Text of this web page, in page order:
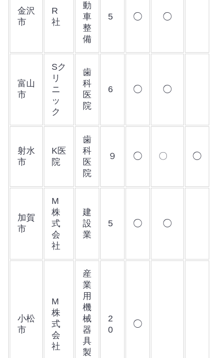
金沢
市
R
社
動
車
整
備
5 ◯ ◯
富山
市
Sク
リ
ニ
ッ
ク
歯
科
医
院
6 ◯ ◯
射水
市
K医
院
歯
科
医
院
９ ◯ 〇 ◯
加賀
市
M
株
式
会
社
建
設
業
5 ◯ ◯
小松
市
M
株
式
会
社
産
業
用
機
械
器
具
製
2
0
◯